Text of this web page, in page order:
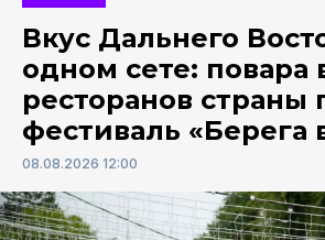
Вкус Дальнего
одном сете: повара
ресторанов страны
фестиваль «Берега
08.08.2026 12:00